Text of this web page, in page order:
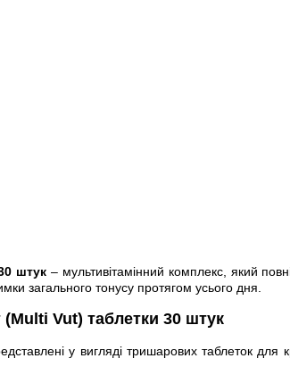
штук– мультивітамінний комплекс, який
загального тонусу протягом усього дня.
Vut) таблетки 30 штук
у вигляді тришарових таблеток